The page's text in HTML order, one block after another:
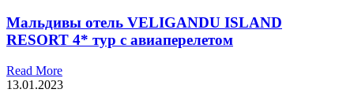
Мальдивы отель VELIGANDU ISLAND
RESORT 4* тур с авиаперелетом
Read More
13.01.2023